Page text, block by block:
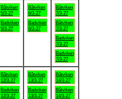
Båtviken
5/3-27
Badviken
5/3-27
Båtviken
6/3-27
Badviken
6/3-27
Båtviken
7/3-27
Båtviken
7/3-27
Badviken
7/3-27
Badviken
7/3-27
Båtviken
12/3-27
Badviken
12/3-27
Båtviken
13/3-27
Badviken
13/3-27
Båtviken
14/3-27
Båtviken
14/3-27